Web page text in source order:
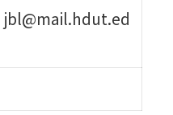
jbl@mail.hdut.ed